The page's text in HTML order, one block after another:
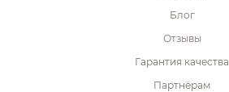
Блог
Отзывы
Гарантия качества
Партнёрам